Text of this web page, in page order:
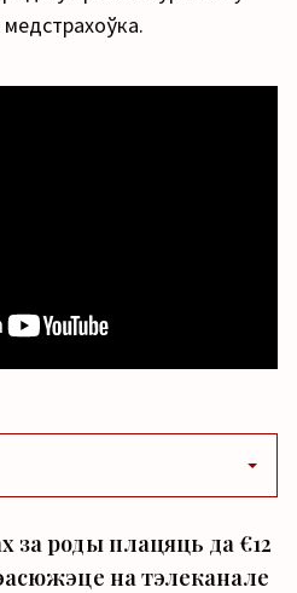
за роды плацяць да €12
на тэлеканале